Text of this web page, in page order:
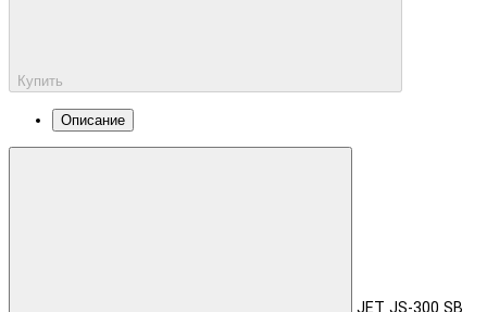
Купить
Описание
JET JS-300 SB